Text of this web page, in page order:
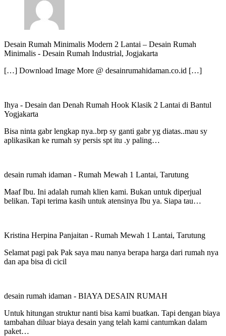
Desain Rumah Minimalis Modern 2 Lantai – Desain Rumah
Minimalis - Desain Rumah Industrial, Jogjakarta
[…] Download Image More @ desainrumahidaman.co.id […]
Ihya - Desain dan Denah Rumah Hook Klasik 2 Lantai di Bantul
Yogjakarta
Bisa ninta gabr lengkap nya..brp sy ganti gabr yg diatas..mau sy
aplikasikan ke rumah sy persis spt itu .y paling…
desain rumah idaman - Rumah Mewah 1 Lantai, Tarutung
Maaf Ibu. Ini adalah rumah klien kami. Bukan untuk diperjual
belikan. Tapi terima kasih untuk atensinya Ibu ya. Siapa tau…
Kristina Herpina Panjaitan - Rumah Mewah 1 Lantai, Tarutung
Selamat pagi pak Pak saya mau nanya berapa harga dari rumah nya
dan apa bisa di cicil
desain rumah idaman - BIAYA DESAIN RUMAH
Untuk hitungan struktur nanti bisa kami buatkan. Tapi dengan biaya
tambahan diluar biaya desain yang telah kami cantumkan dalam
paket…